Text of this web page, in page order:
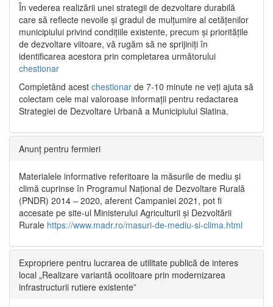
În vederea realizării unei strategii de dezvoltare durabilă
care să reflecte nevoile și gradul de mulțumire al cetățenilor
municipiului privind condițiile existente, precum și prioritățile
de dezvoltare viitoare, vă rugăm să ne sprijiniți în
identificarea acestora prin completarea următorului
chestionar
Completând acest chestionar de 7-10 minute ne veți ajuta să
colectam cele mai valoroase informații pentru redactarea
Strategiei de Dezvoltare Urbană a Municipiului Slatina.
Anunț pentru fermieri
Materialele informative referitoare la măsurile de mediu și
climă cuprinse în Programul Național de Dezvoltare Rurală
(PNDR) 2014 – 2020, aferent Campaniei 2021, pot fi
accesate pe site-ul Ministerului Agriculturii și Dezvoltării
Rurale https://www.madr.ro/masuri-de-mediu-si-clima.html
Expropriere pentru lucrarea de utilitate publică de interes
local „Realizare variantă ocolitoare prin modernizarea
infrastructurii rutiere existente”